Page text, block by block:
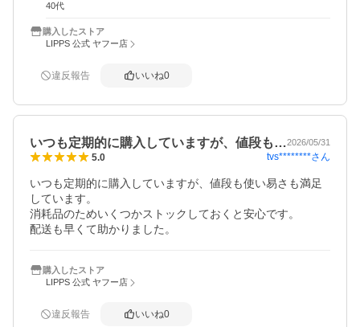
40代
購入したストア
LIPPS 公式 ヤフー店
違反報告 いいね0
いつも定期的に購入していますが、値段も…2026/05/31
5.0 tvs********さん
いつも定期的に購入していますが、値段も使い易さも満足
しています。
消耗品のためいくつかストックしておくと安心です。
配送も早くて助かりました。
購入したストア
LIPPS 公式 ヤフー店
違反報告 いいね0